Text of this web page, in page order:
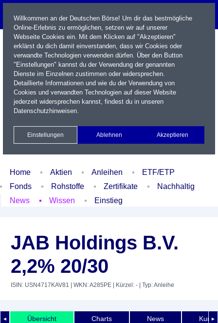
Name / WKN / ISIN / Kürzel
Xetra Realtime
Watchlist Portfolio Login
Home Aktien Anleihen
ETF/ETP
Fonds
Rohstoffe Zertifikate
Nachhaltig
News
Wissen Einstieg
JAB Holdings B.V.
2,2% 20/30
ISIN: USN4717KAV81 | WKN: A285PE | Kürzel: - | Typ: Anleihe
◄ ►
Übersicht Charts News
Willkommen an der Deutschen Börse! Um dir das bestmögliche
Online-Erlebnis zu ermöglichen, setzen wir auf unserer
Webseite Cookies ein. Mit dem Klicken auf "Akzeptieren"
erklärst du dich damit einverstanden, dass wir Cookies oder
verwandte Technologien verwenden dürfen. Über den Button
"Einstellungen" kannst du der Verwendung der genannten
Dienste im Einzelnen zustimmen oder widersprechen.
Detaillierte Informationen und wie du der Verwendung von
Cookies und verwandten Technologien auf dieser Website
jederzeit widersprechen kannst, findest du in unseren
Datenschutzhinweisen.
Einstellungen Ablehnen Akzeptieren